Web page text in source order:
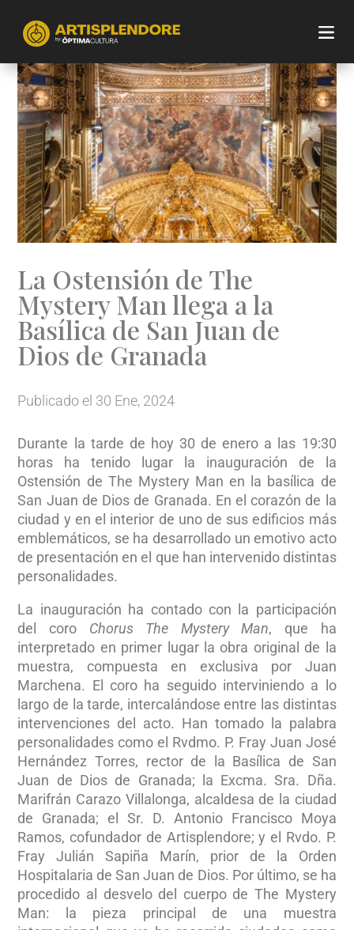
La Ostensión de The
Mystery Man llega a la
Basílica de San Juan de
Dios de Granada
Publicado el 30 Ene, 2024
Durante la tarde de hoy 30 de enero a las 19:30
horas ha tenido lugar la inauguración de la
Ostensión de The Mystery Man en la basílica de
San Juan de Dios de Granada. En el corazón de la
ciudad y en el interior de uno de sus edificios más
emblemáticos, se ha desarrollado un emotivo acto
de presentación en el que han intervenido distintas
personalidades.
La inauguración ha contado con la participación
del coro Chorus The Mystery Man, que ha
interpretado en primer lugar la obra original de la
muestra, compuesta en exclusiva por Juan
Marchena. El coro ha seguido interviniendo a lo
largo de la tarde, intercalándose entre las distintas
intervenciones del acto. Han tomado la palabra
personalidades como el Rvdmo. P. Fray Juan José
Hernández Torres, rector de la Basílica de San
Juan de Dios de Granada; la Excma. Sra. Dña.
Marifrán Carazo Villalonga, alcaldesa de la ciudad
de Granada; el Sr. D. Antonio Francisco Moya
Ramos, cofundador de Artisplendore; y el Rvdo. P.
Fray Julián Sapiña Marín, prior de la Orden
Hospitalaria de San Juan de Dios. Por último, se ha
procedido al desvelo del cuerpo de The Mystery
Man: la pieza principal de una muestra